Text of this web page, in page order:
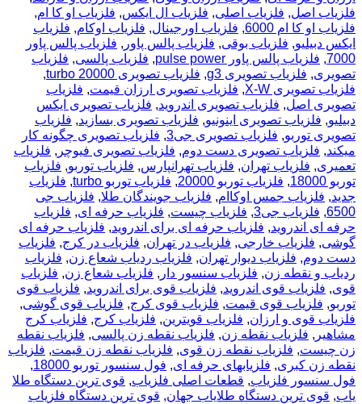
فلزیاب اصل, فلزیاب اصلی, فلزیاب ال ایکس, فلزیاب او کا ام,
فلزیاب او کا ام 6000
, فلزیاب اورجینال, فلزیاب اوکام, فلزیاب
ایکس دبیلیو, فلزیاب بوقی, فلزیاب پالس پاور , فلزیاب پالس پاور
7000
, فلزیاب پالس پاور pulse power , فلزیاب پالسی, فلزیاب
تصویری, فلزیاب تصویری g3 , فلزیاب تصویری turbo 20000
,
فلزیاب تصویری X-W
, فلزیاب تصویری ارزان قیمت, فلزیاب
تصویری اصل, فلزیاب تصویری اندروید, فلزیاب تصویری ایکس
دبیلیو, فلزیاب تصویری اینونیو, فلزیاب تصویری بسازید, فلزیاب
تصویری توربو, فلزیاب تصویری جی3 , فلزیاب تصویری چگونه کار
میکند, فلزیاب تصویری دست دوم, فلزیاب تصویری فیوچر , فلزیاب
تعمیری, فلزیاب تهران, فلزیاب تهرانپارس, فلزیاب توربو, فلزیاب
توربو 18000
, فلزیاب توربو 20000 , فلزیاب توربو turbo , فلزیاب
جدید, فلزیاب جمس اوکاام, فلزیاب جویندگان طلا, فلزیاب جی
6500
, فلزیاب جی3 , فلزیاب چیست, فلزیاب حرفه ای, فلزیاب
حرفه ای اندروید, فلزیاب حرفه ای برای اندروید, فلزیاب حرفه ای
گوشی, فلزیاب خارجی, فلزیاب در تهران, فلزیاب در کرج, فلزیاب
دست دوم, فلزیاب دیوار تهران, فلزیاب ردیاب شعاع زن, فلزیاب
ردیاب و نقطه زن, فلزیاب سنسور دار , فلزیاب شعاع زن, فلزیاب
قوی, فلزیاب قوی اندروید, فلزیاب قوی برای اندروید, فلزیاب قوی
توربو, فلزیاب قوی قیمت, فلزیاب قوی کرج, فلزیاب قوی گوشی,
فلزیاب قوی و ارزان, فلزیاب قویترین, فلزیاب کرج, فلزیاب کرج
مشاهیر , فلزیاب نقطه زن, فلزیاب نقطه زن پالسی, فلزیاب نقطه
زن چیست, فلزیاب نقطه زن قوی, فلزیاب نقطه زن قیمت, فلزیاب
نقطه زن کبری, فلزیابهای حرفه ای, فول سنسور توربو 18000
,
فول سنسور فلزیاب, قطعات اصلی فلزیاب, قوی ترین دستگاه طلا
یاب, قوی ترین دستگاه طلایاب جهان, قوی ترین دستگاه فلزیاب